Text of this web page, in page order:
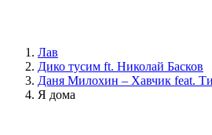
Лав
Дико тусим ft. Николай Басков
Даня Милохин – Хавчик feat.
Я дома